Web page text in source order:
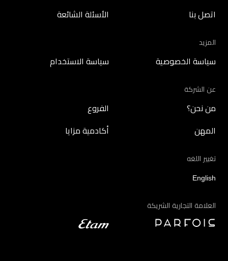
اتصل بنا الأسئلة الشائعة
المزيد
سياسة الخصوصية سياسة الاستخدام
عن الشركة
من نحن؟ الفروع
المهن أكادمية مزايا
تغيير اللغه
English
العلامة التجارية الشريكة